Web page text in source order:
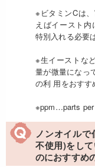
※ビタミンCは
えばイースト内
特別入れる必要
※生イーストな
量が微量になっ
の利 用をおすす
※ppm…parts per
ノンオイル
不使用)をし
のにおすすめ